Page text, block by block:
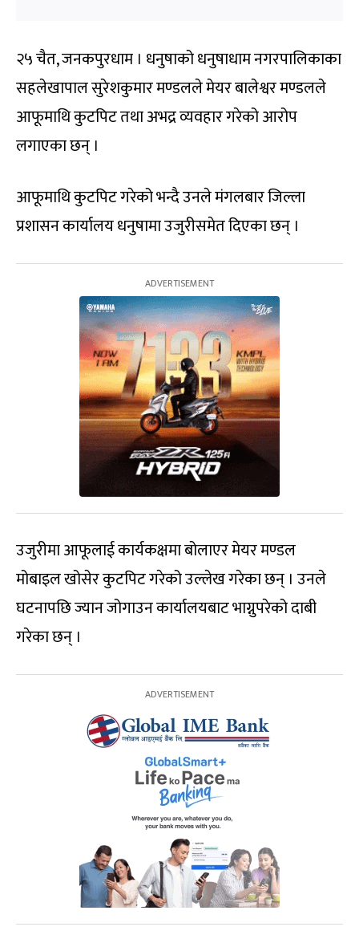
२५ चैत, जनकपुरधाम । धनुषाको धनुषाधाम नगरपालिकाका
सहलेखापाल सुरेशकुमार मण्डलले मेयर बालेश्वर मण्डलले
आफूमाथि कुटपिट तथा अभद्र व्यवहार गरेको आरोप
लगाएका छन् ।
आफूमाथि कुटपिट गरेको भन्दै उनले मंगलबार जिल्ला
प्रशासन कार्यालय धनुषामा उजुरीसमेत दिएका छन् ।
उजुरीमा आफूलाई कार्यकक्षमा बोलाएर मेयर मण्डल
मोबाइल खोसेर कुटपिट गरेको उल्लेख गरेका छन् । उनले
घटनापछि ज्यान जोगाउन कार्यालयबाट भाग्नुपरेको दाबी
गरेका छन् ।